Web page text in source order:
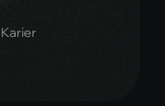
Karier